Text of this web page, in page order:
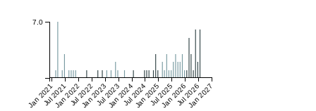
Jan 2021Jul 2021Jan 2022Jul 2022Jan 2023Jul 2023Jan 2024Jul 2024Jan 2025Jul 2025Jan 2026Jul 2026
Jan 2027
7.0